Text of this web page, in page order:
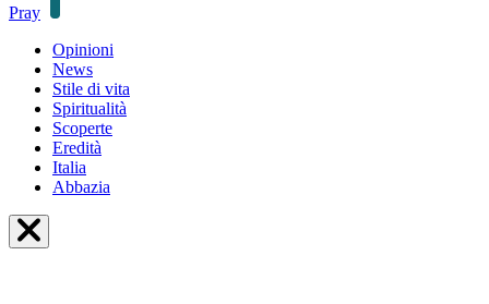
Pray
Opinioni
News
Stile di vita
Spiritualità
Scoperte
Eredità
Italia
Abbazia